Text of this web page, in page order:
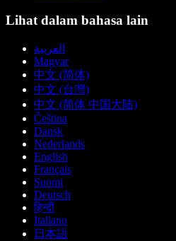
Lihat dalam bahasa lain
العربية
Magyar
中文 (简体)
中文 (台灣)
中文 (简体 中国大陆)
Čeština
Dansk
Nederlands
English
Français
Suomi
Deutsch
हिन्दी
Italiano
日本語